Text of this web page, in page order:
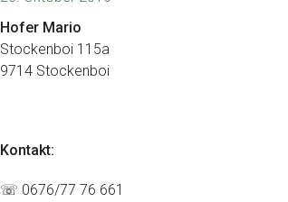
Hofer Mario
Stockenboi 115a
9714 Stockenboi
Kontakt:
☏ 0676/77 76 661